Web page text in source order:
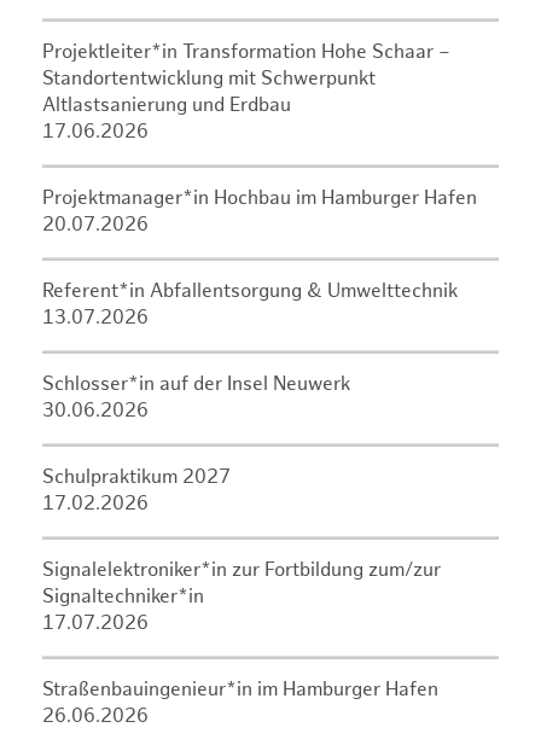
Projektleiter*in Transformation Hohe Schaar –
Standortentwicklung mit Schwerpunkt
Altlastsanierung und Erdbau
17.06.2026
Projektmanager*in Hochbau im Hamburger Hafen
20.07.2026
Referent*in Abfallentsorgung & Umwelttechnik
13.07.2026
Schlosser*in auf der Insel Neuwerk
30.06.2026
Schulpraktikum 2027
17.02.2026
Signalelektroniker*in zur Fortbildung zum/zur
Signaltechniker*in
17.07.2026
Straßenbauingenieur*in im Hamburger Hafen
26.06.2026